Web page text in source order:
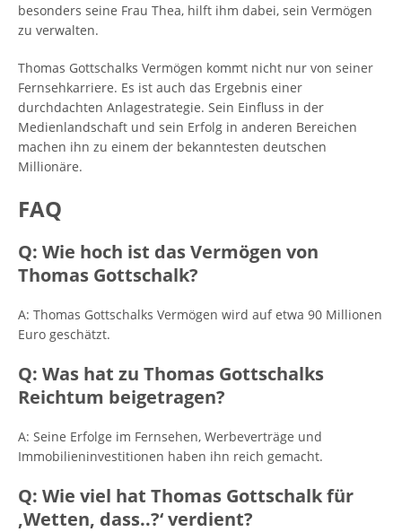
besonders seine Frau Thea, hilft ihm dabei, sein Vermögen
zu verwalten.
Thomas Gottschalks Vermögen kommt nicht nur von seiner
Fernsehkarriere. Es ist auch das Ergebnis einer
durchdachten Anlagestrategie. Sein Einfluss in der
Medienlandschaft und sein Erfolg in anderen Bereichen
machen ihn zu einem der bekanntesten deutschen
Millionäre.
FAQ
Q: Wie hoch ist das Vermögen von
Thomas Gottschalk?
A: Thomas Gottschalks Vermögen wird auf etwa 90 Millionen
Euro geschätzt.
Q: Was hat zu Thomas Gottschalks
Reichtum beigetragen?
A: Seine Erfolge im Fernsehen, Werbeverträge und
Immobilieninvestitionen haben ihn reich gemacht.
Q: Wie viel hat Thomas Gottschalk für
‚Wetten, dass..?‘ verdient?